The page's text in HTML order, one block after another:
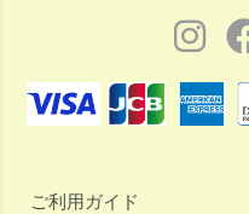
ご利用ガイド